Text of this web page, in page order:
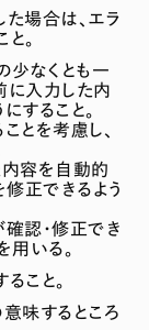
場合は、エラ
。
少なくとも一
に入力した内
すること。
とを考慮し、
容を自動的
修正できるよう
認・修正でき
用いる。
こと。
味するところ